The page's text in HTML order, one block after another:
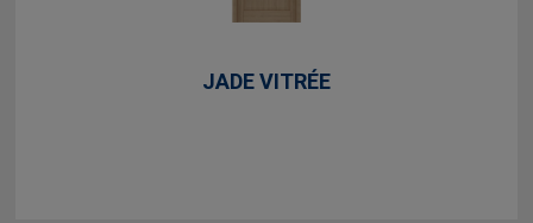
JADE VITRÉE